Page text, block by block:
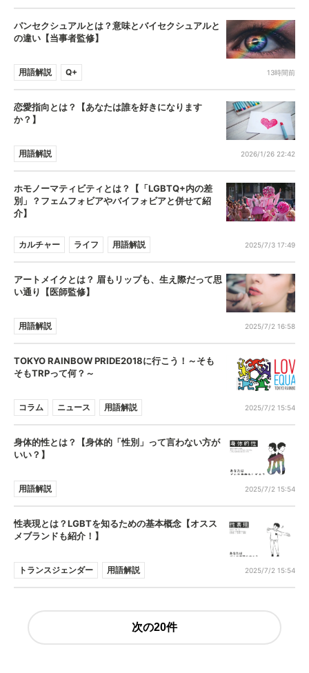
パンセクシュアルとは？意味とバイセクシュアルと
の違い【当事者監修】
用語解説 Q+ 13時間前
恋愛指向とは？【あなたは誰を好きになります
か？】
用語解説 2026/1/26 22:42
ホモノーマティビティとは？【「LGBTQ+内の差
別」？フェムフォビアやバイフォビアと併せて紹
介】
カルチャー ライフ 用語解説 2025/7/3 17:49
アートメイクとは？ 眉もリップも、生え際だって思
い通り【医師監修】
用語解説 2025/7/2 16:58
TOKYO RAINBOW PRIDE2018に行こう！～そも
そもTRPって何？～
コラム ニュース 用語解説 2025/7/2 15:54
身体的性とは？【身体的「性別」って言わない方が
いい？】
用語解説 2025/7/2 15:54
性表現とは？LGBTを知るための基本概念【オスス
メブランドも紹介！】
トランスジェンダー 用語解説 2025/7/2 15:54
次の20件